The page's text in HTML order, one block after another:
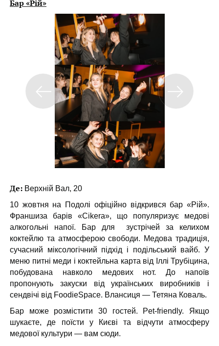
Бар «Рій»
Де: Верхній Вал, 20
10 жовтня на Подолі офіційно відкрився бар «Рій».
Франшиза барів «Cikera», що популяризує медові
алкогольні напої. Бар для зустрічей за келихом
коктейлю та атмосферою свободи. Медова традиція,
сучасний міксологічний підхід і подільський вайб. У
меню питні меди і коктейльна карта від Іллі Трубіцина,
побудована навколо медових нот. До напоїв
пропонують закуски від українських виробників і
сендвічі від FoodieSpace. Влансиця — Тетяна Коваль.
Бар може розмістити 30 гостей. Pet-friendly. Якщо
шукаєте, де поїсти у Києві та відчути атмосферу
медової культури — вам сюди.